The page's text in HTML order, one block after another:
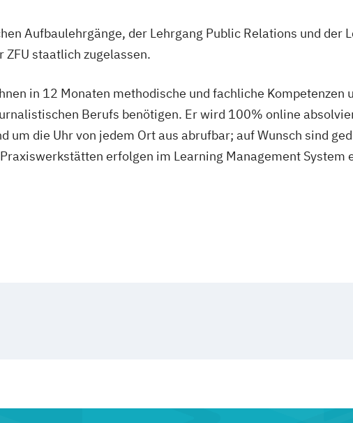
Aufbaulehrgänge, der Lehrgang Public Relations und der
staatlich zugelassen.
in 12 Monaten methodische und fachliche Kompetenzen
Berufs benötigen. Er wird 100% online
die Uhr von jedem Ort aus abrufbar; auf Wunsch sind
erfolgen im Learning Management System